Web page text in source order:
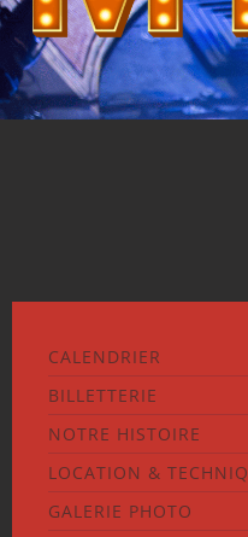
CALENDRIER
BILLETTERIE
NOTRE HISTOIRE
LOCATION &
GALERIE PHOTO